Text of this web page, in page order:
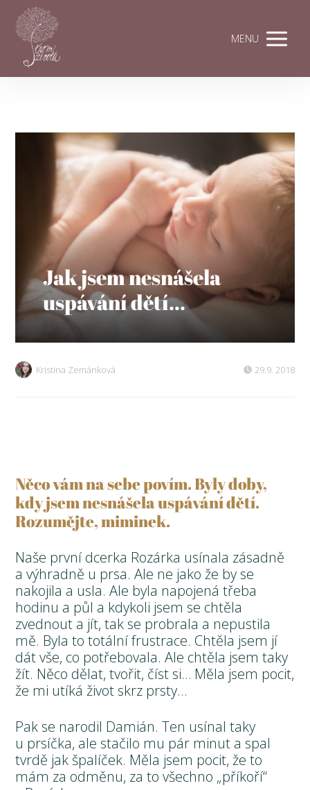
MENU
Jak jsem nesnášela
uspávání dětí…
Kristina Zemánková 29.9. 2018
Něco vám na sebe povím. Byly doby,
kdy jsem nesnášela uspávání dětí.
Rozumějte, miminek.
Naše první dcerka Rozárka usínala zásadně
a výhradně u prsa. Ale ne jako že by se
nakojila a usla. Ale byla napojená třeba
hodinu a půl a kdykoli jsem se chtěla
zvednout a jít, tak se probrala a nepustila
mě. Byla to totální frustrace. Chtěla jsem jí
dát vše, co potřebovala. Ale chtěla jsem taky
žít. Něco dělat, tvořit, číst si… Měla jsem pocit,
že mi utíká život skrz prsty…
Pak se narodil Damián. Ten usínal taky
u prsíčka, ale stačilo mu pár minut a spal
tvrdě jak špalíček. Měla jsem pocit, že to
mám za odměnu, za to všechno „příkoří“